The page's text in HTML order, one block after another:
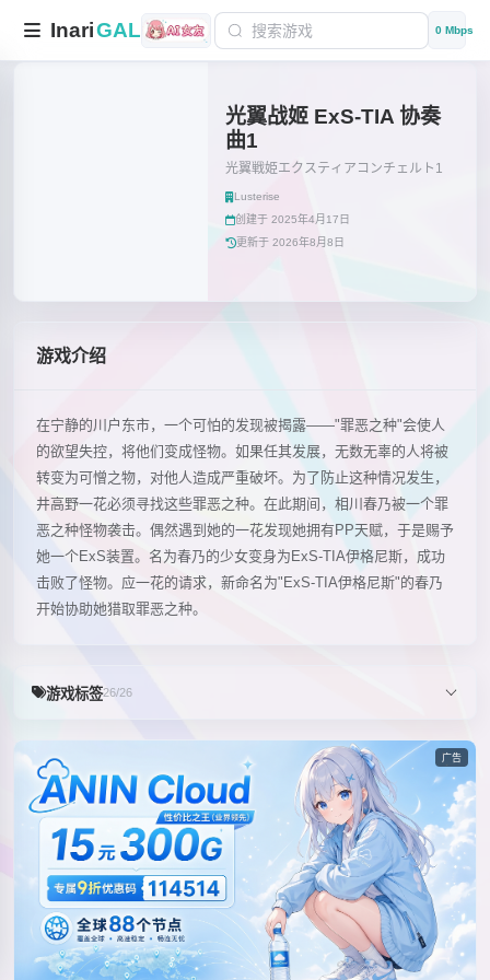
InariGAL 0 Mbps
光翼战姬 ExS-TIA 协奏
曲1
光翼戦姫エクスティアコンチェルト1
Lusterise
创建于 2025年4月17日
更新于 2026年8月8日
游戏介绍
在宁静的川户东市，一个可怕的发现被揭露——"罪恶之种"会使人
的欲望失控，将他们变成怪物。如果任其发展，无数无辜的人将被
转变为可憎之物，对他人造成严重破坏。为了防止这种情况发生，
井高野一花必须寻找这些罪恶之种。在此期间，相川春乃被一个罪
恶之种怪物袭击。偶然遇到她的一花发现她拥有PP天赋，于是赐予
她一个ExS装置。名为春乃的少女变身为ExS-TIA伊格尼斯，成功
击败了怪物。应一花的请求，新命名为"ExS-TIA伊格尼斯"的春乃
开始协助她猎取罪恶之种。
游戏标签26/26
广告